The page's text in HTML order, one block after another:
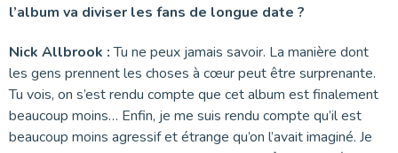
l’album va diviser les fans de longue date ?
Nick Allbrook :Tu ne peux jamais savoir. La manière dont
les gens prennent les choses à cœur peut être surprenante.
Tu vois, on s’est rendu compte que cet album est finalement
beaucoup moins… Enfin, je me suis rendu compte qu’il est
beaucoup moins agressif et étrange qu’on l’avait imaginé. Je